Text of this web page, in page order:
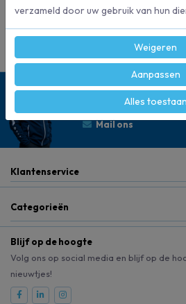
Artikelnummer
Persoonlijk advies
0528 275 151
Mail ons
Klantenservice
Categorieën
Blijf op de hoogte
Volg ons op social media en blijf op de
nieuwtjes!
verzameld door uw gebruik van hun
Weigeren
Aanpassen
Alles toestaan